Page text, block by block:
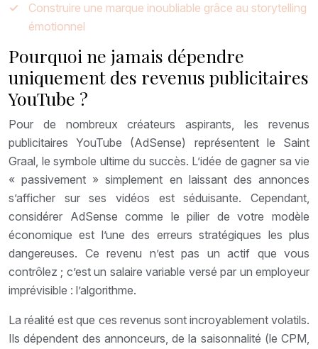
Construire une marque inoubliable grâce au storytelling
émotionnel
Pourquoi ne jamais dépendre
uniquement des revenus publicitaires
YouTube ?
Pour de nombreux créateurs aspirants, les revenus
publicitaires YouTube (AdSense) représentent le Saint
Graal, le symbole ultime du succès. L’idée de gagner sa vie
« passivement » simplement en laissant des annonces
s’afficher sur ses vidéos est séduisante. Cependant,
considérer AdSense comme le pilier de votre modèle
économique est l’une des erreurs stratégiques les plus
dangereuses. Ce revenu n’est pas un actif que vous
contrôlez ; c’est un salaire variable versé par un employeur
imprévisible : l’algorithme.
La réalité est que ces revenus sont incroyablement volatils.
Ils dépendent des annonceurs, de la saisonnalité (le CPM,